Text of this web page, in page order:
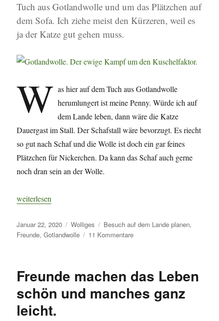
Tuch aus Gotlandwolle und um das Plätzchen auf
dem Sofa. Ich ziehe meist den Kürzeren, weil es
ja der Katze gut gehen muss.
W as hier auf dem Tuch aus Gotlandwolle
herumlungert ist meine Penny. Würde ich auf
dem Lande leben, dann wäre die Katze
Dauergast im Stall. Der Schafstall wäre bevorzugt. Es riecht
so gut nach Schaf und die Wolle ist doch ein gar feines
Plätzchen für Nickerchen. Da kann das Schaf auch gerne
noch dran sein an der Wolle.
„Gotlandwolle. Der ewige Kampf um den Kuschelfaktor.“
weiterlesen
Veröffentlicht
am
Januar 22, 2020 Kategorien
Wolliges Schlagwörter
Besuch auf dem Lande planen,
Freunde,Gotlandwolle 11 Kommentarezu
Kampf
den
Freunde machen das Leben
schön und manches ganz
leicht.